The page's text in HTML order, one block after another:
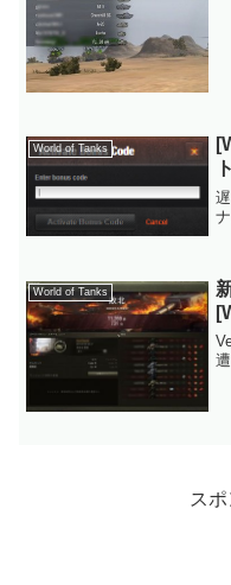
World of Tanks
World of Tanks
ス